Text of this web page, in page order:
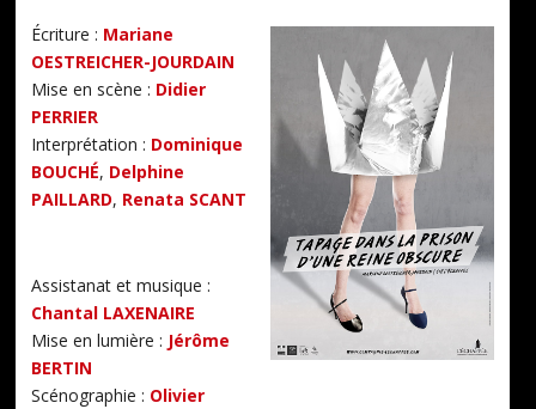
Écriture : Mariane
OESTREICHER-JOURDAIN
Mise en scène : Didier
PERRIER
Interprétation : Dominique
BOUCHÉ, Delphine
PAILLARD, Renata SCANT
Assistanat et musique :
Chantal LAXENAIRE
Mise en lumière : Jérôme
BERTIN
Scénographie : Olivier